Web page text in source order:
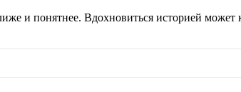
и понятнее. Вдохновиться историей